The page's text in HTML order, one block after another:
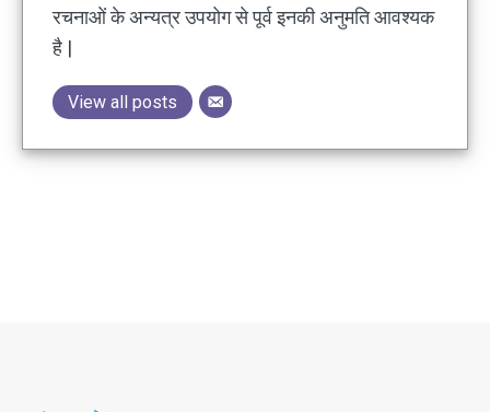
रचनाओं के अन्यत्र उपयोग से पूर्व इनकी अनुमति आवश्यक
है |
View all posts